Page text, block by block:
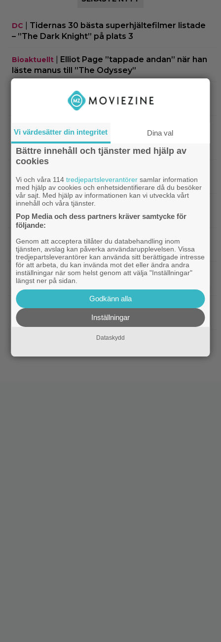
DC
Tidernas 30 bästa superhjältefilmer listade
– ”The Dark Knight” på plats 3
Bioaktuellt
Elliot Page ”tappade andan” när han
läste manus till ”The Odyssey”
Ny trailer till ”Ramayana” visar upp
nästa maffiga fantasyfilm från Indien
Trailers
Robert Pattinson är på pedofiljakt i
trailern för ”Primetime” – kan bli en av höstens
stora snackisar
dag för alla ”Grand Theft Auto”-fans
Prime Video|Ett nytt mysterium på 8 avsnitt gör
succé på Prime Video just nu
Harry Potter|Harry Potter-fans får betala 4 500
kronor för nya Lego-setet
Kommande filmer|Se Connor Storrie från
”Heated Rivalry” i ny sci-fi-thriller
Kommande serier|Joel Kinnaman vs Saddam
Hussein i ny thrillerserie – se trailern här
Gustaf Skarsgård spelar
Vi värdesätter din integritet Dina val
Bättre innehåll och tjänster med hjälp av
cookies
Vi och våra 114tredjepartsleverantörer samlar information
med hjälp av cookies och enhetsidentifierare då du besöker
vår sajt. Med hjälp av informationen kan vi utveckla vårt
innehåll och våra tjänster.
Pop Media och dess partners kräver samtycke för
följande:
Genom att acceptera tillåter du databehandling inom
tjänsten, avslag kan påverka användarupplevelsen. Vissa
tredjepartsleverantörer kan använda sitt berättigade intresse
för att arbeta, du kan invända mot det eller ändra andra
inställningar när som helst genom att välja "Inställningar"
längst ner på sidan.
Godkänn alla
Inställningar
Dataskydd